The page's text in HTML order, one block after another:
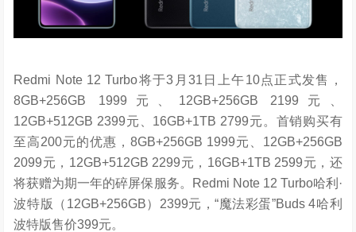
Redmi Note 12 Turbo将于3月31日上午10点正式发售，
8GB+256GB 1999元、12GB+256GB 2199元、
12GB+512GB 2399元、16GB+1TB 2799元。首销购买有
至高200元的优惠，8GB+256GB 1999元、12GB+256GB
2099元，12GB+512GB 2299元，16GB+1TB 2599元，还
将获赠为期一年的碎屏保服务。Redmi Note 12 Turbo哈利·
波特版（12GB+256GB）2399元，“魔法彩蛋”Buds 4哈利
波特版售价399元。